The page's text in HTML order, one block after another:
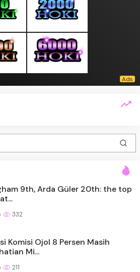
9th, Arda Güler 20th: the top
332
Komisi Ojol 8 Persen Masih
Mi...
211